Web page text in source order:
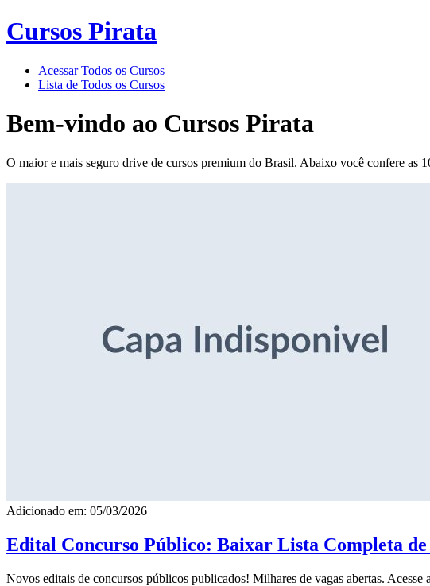
Cursos Pirata
Acessar Todos os Cursos
Lista de Todos os Cursos
Bem-vindo ao Cursos Pirata
O maior e mais seguro drive de cursos premium do Brasil. Abaixo você confere as
Adicionado em: 05/03/2026
Edital Concurso Público: Baixar Lista Completa
Novos editais de concursos públicos publicados! Milhares de vagas abertas.